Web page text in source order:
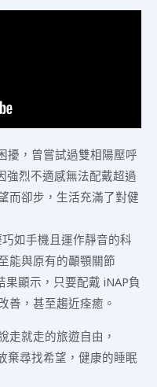
擾，曾嘗試過雙相陽壓呼
強烈不適感無法配戴超過
而卻步，生活充滿了對健
如手機且運作靜音的科
能與原有的顳顎關節
顯示，只要配戴 iNAP負
善，甚至趨近痊癒。
走就走的旅遊自由，
棄尋找希望，健康的睡眠